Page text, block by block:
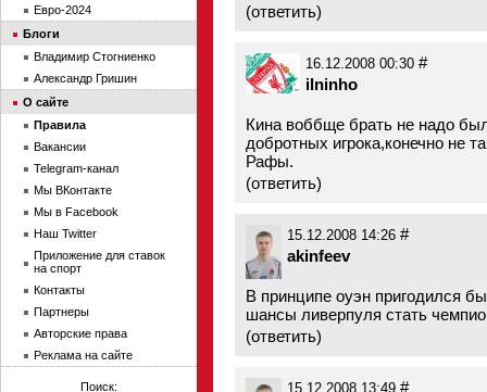
(ответить)
16.12.2008 00:30 #
ilninho
Кина воббще брать не надо
добротных игрока,конечно не
Рафы.
(ответить)
15.12.2008 14:26 #
akinfeev
В принципе оуэн пригодился
шансы ливерпуля стать
(ответить)
15.12.2008 13:49 #
Евро-2024
Блоги
Владимир Стогниенко
Александр Гришин
О сайте
Правила
Вакансии
Telegram-канал
Мы ВКонтакте
Мы в Facebook
Наш Twitter
Приложение для ставок
на спорт
Контакты
Партнеры
Авторские права
Реклама на сайте
Поиск: